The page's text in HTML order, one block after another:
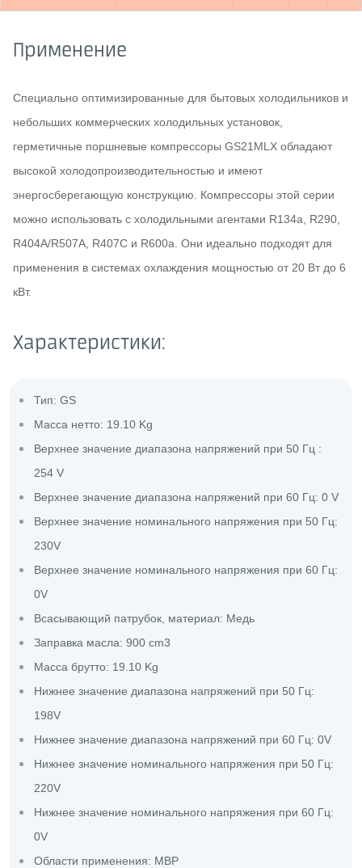
Применение
Специально оптимизированные для бытовых холодильников и
небольших коммерческих холодильных установок,
герметичные поршневые компрессоры GS21MLX обладают
высокой холодопроизводительностью и имеют
энергосберегающую конструкцию. Компрессоры этой серии
можно использовать с холодильными агентами R134a, R290,
R404A/R507A, R407C и R600a. Они идеально подходят для
применения в системах охлаждения мощностью от 20 Вт до 6
кВт.
Характеристики:
Тип: GS
Масса нетто: 19.10 Kg
Верхнее значение диапазона напряжений при 50 Гц :
254 V
Верхнее значение диапазона напряжений при 60 Гц: 0 V
Верхнее значение номинального напряжения при 50 Гц:
230V
Верхнее значение номинального напряжения при 60 Гц:
0V
Всасывающий патрубок, материал: Медь
Заправка масла: 900 cm3
Масса брутто: 19.10 Kg
Нижнее значение диапазона напряжений при 50 Гц:
198V
Нижнее значение диапазона напряжений при 60 Гц: 0V
Нижнее значение номинального напряжения при 50 Гц:
220V
Нижнее значение номинального напряжения при 60 Гц:
0V
Области применения: MBP